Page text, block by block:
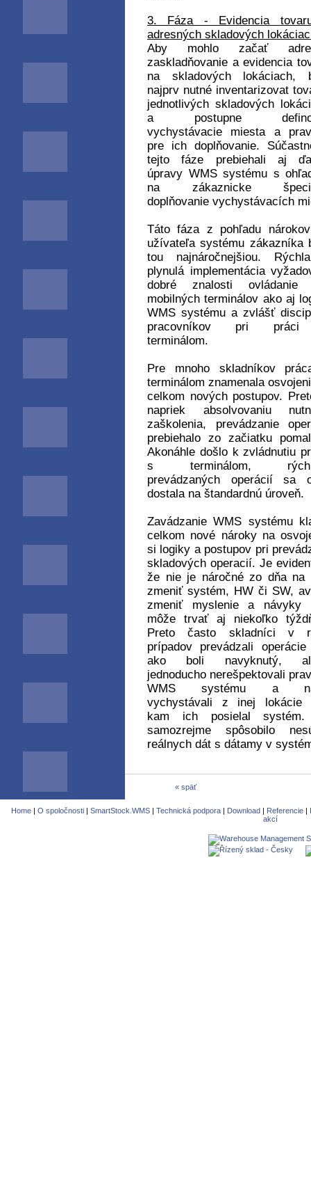
3. Fáza - Evidencia
adresných skladových
Aby mohlo začať
zaskladňovanie a evidencia
na skladových lokáciach,
najprv nutné inventarizovat
jednotlivých skladových
a postupne
vychystávacie miesta a
pre ich doplňovanie.
tejto fáze prebiehali aj
úpravy WMS systému s
na zákaznicke
doplňovanie vychystávacích
Táto fáza z pohľadu
užívateľa systému zákazníka
tou najnáročnejšiou.
plynulá implementácia
dobré znalosti ovládanie
mobilných terminálov ako aj
WMS systému a zvlášť
pracovníkov pri
terminálom.
Pre mnoho skladníkov
terminálom znamenala
celkom nových postupov.
napriek absolvovaniu
zaškolenia, prevádzanie
prebiehalo zo začiatku
Akonáhle došlo k zvládnutiu
s terminálom,
prevádzaných operácií sa
dostala na štandardnú úroveň.
Zavádzanie WMS systému
celkom nové nároky na
si logiky a postupov pri
skladových operacií. Je
že nie je náročné zo dňa na
zmeniť systém, HW či SW,
zmeniť myslenie a návyky
môže trvať aj niekoľko
Preto často skladníci v
prípadov prevádzali
ako boli navyknutý,
jednoducho nerešpektovali
WMS systému a
vychystávali z inej lokácie
kam ich posielal systém.
samozrejme spôsobilo
reálnych dát s dátamy v
« späť
Home| O spoločnosti| SmartStock.WMS| Technická podpora| Download| Referencie|
akcí